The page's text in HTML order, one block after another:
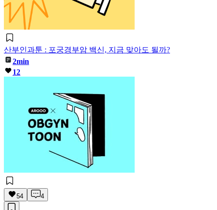
산부인과툰 : 포궁경부암 백신, 지금 맞아도 될까?
2min
12
54 4